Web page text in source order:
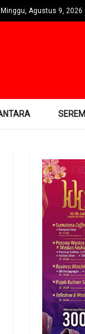
Minggu, Agustus 9, 2026